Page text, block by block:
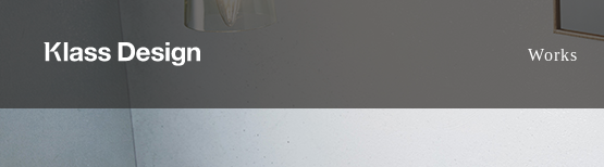
Works